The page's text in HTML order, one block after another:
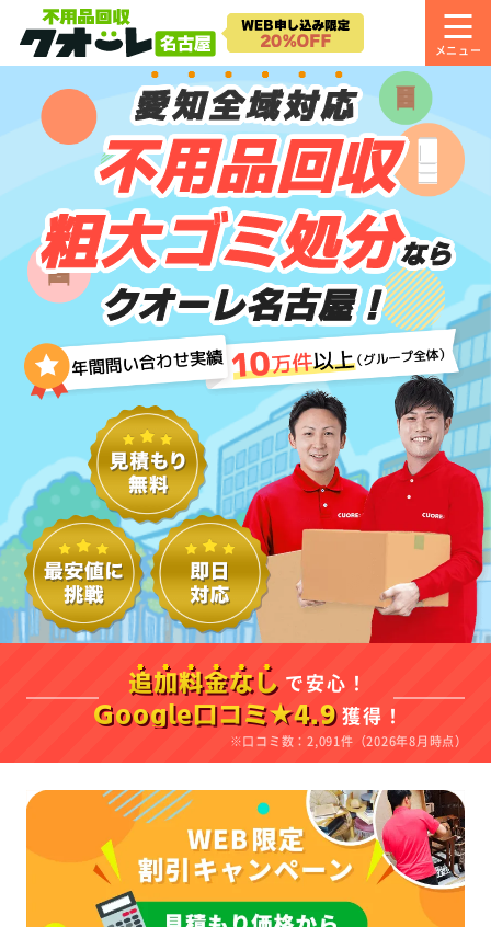
愛知全域対応
不用品回収
粗大ゴミ処分なら
クオーレ名古屋！
追加料金なし で安心！
Google口コミ★4.9 獲得！
※口コミ数：2,091件（2026年8月時点）